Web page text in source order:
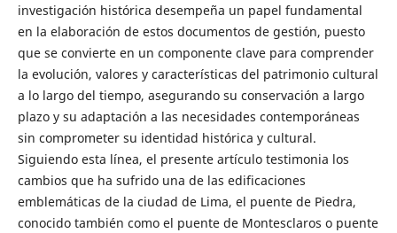
investigación histórica desempeña un papel fundamental
en la elaboración de estos documentos de gestión, puesto
que se convierte en un componente clave para comprender
la evolución, valores y características del patrimonio cultural
a lo largo del tiempo, asegurando su conservación a largo
plazo y su adaptación a las necesidades contemporáneas
sin comprometer su identidad histórica y cultural.
Siguiendo esta línea, el presente artículo testimonia los
cambios que ha sufrido una de las edificaciones
emblemáticas de la ciudad de Lima, el puente de Piedra,
conocido también como el puente de Montesclaros o puente